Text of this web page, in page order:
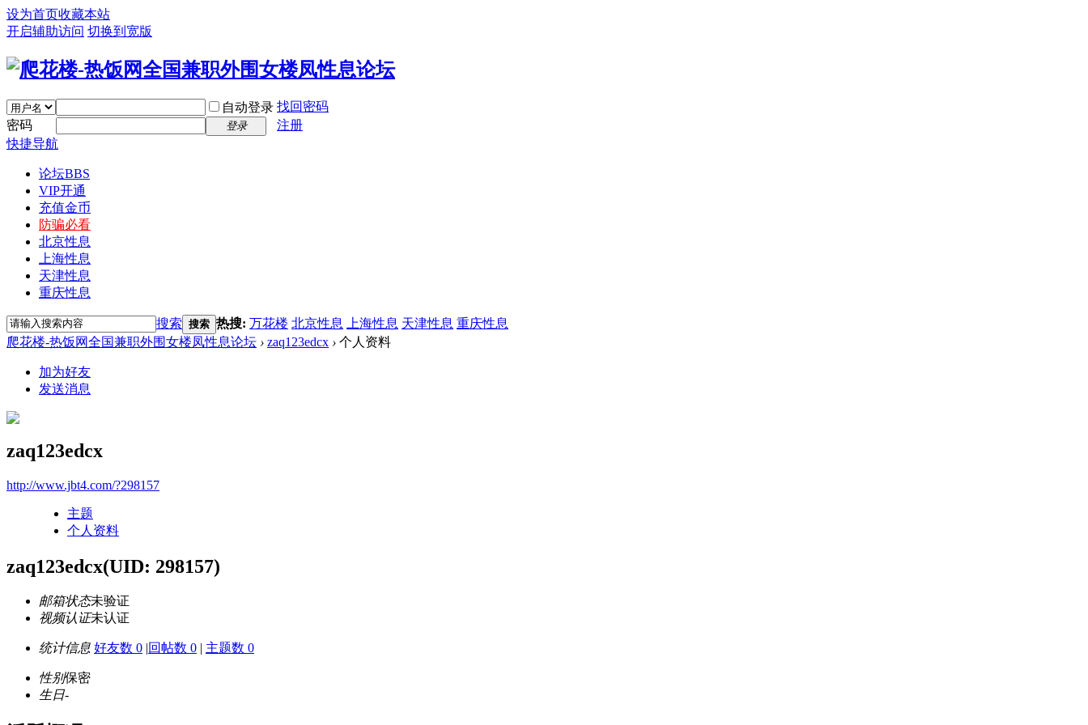
设为首页收藏本站
开启辅助访问 切换到宽版
自动登录 找回密码
密码
登录
注册
快捷导航
论坛BBS
VIP开通
充值金币
防骗必看
北京性息
上海性息
天津性息
重庆性息
搜索 搜索 热搜: 万花楼 北京性息 上海性息 天津性息 重庆性息
爬花楼-热饭网全国兼职外围女楼凤性息论坛 › zaq123edcx › 个人资料
加为好友
发送消息
zaq123edcx
http://www.jbt4.com/?298157
主题
个人资料
zaq123edcx(UID: 298157)
邮箱状态未验证
视频认证未认证
统计信息 好友数 0 |回帖数 0 | 主题数 0
性别保密
生日-